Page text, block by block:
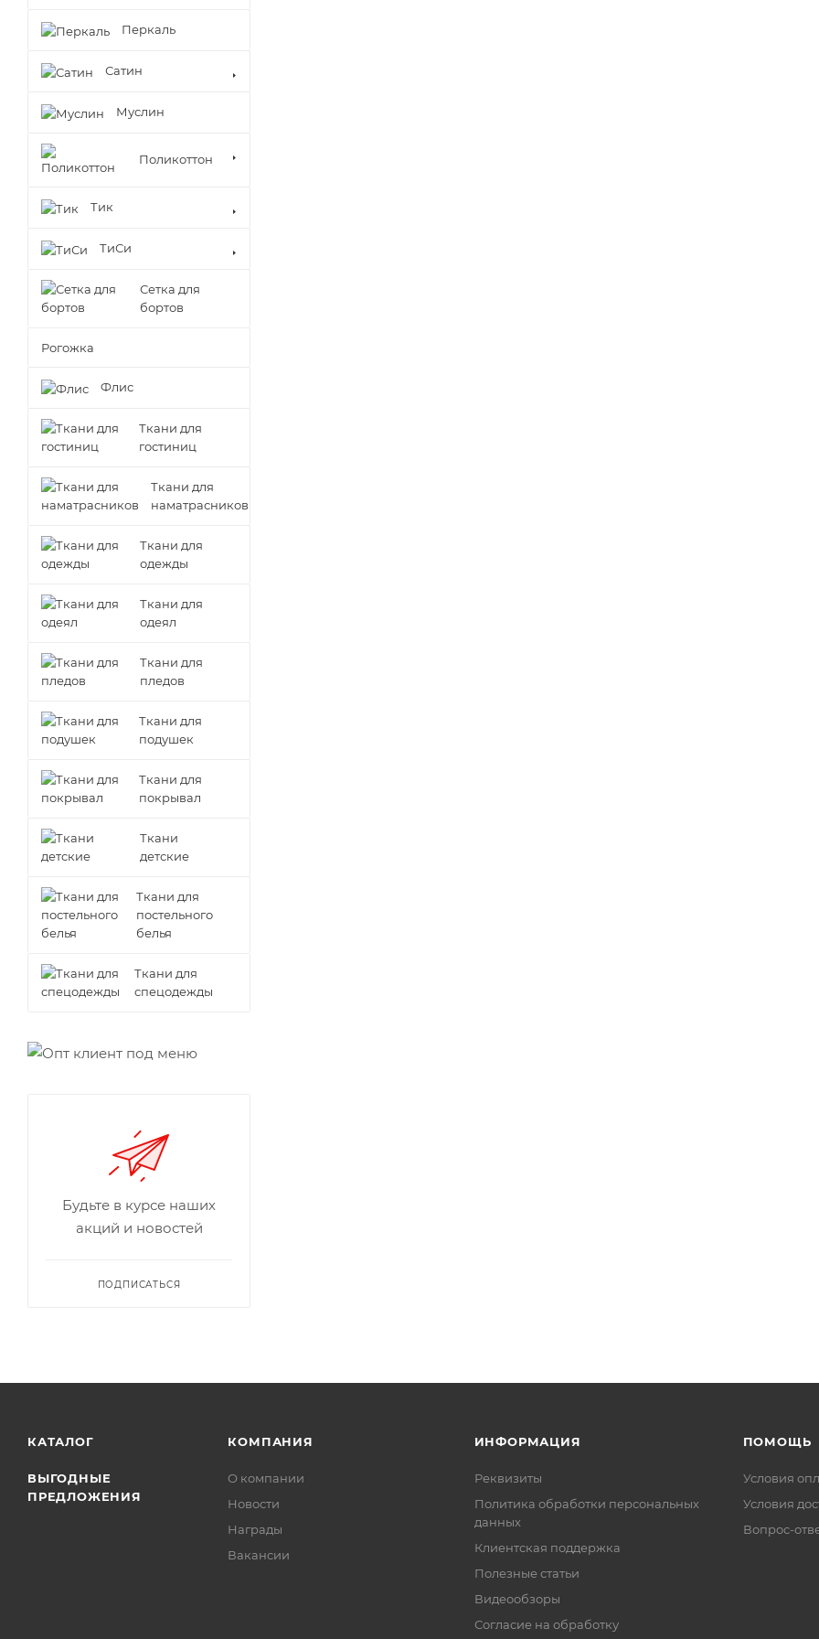
Перкаль
Сатин
Муслин
Поликоттон
Тик
ТиСи
Сетка для
бортов
Рогожка
Флис
Ткани для
гостиниц
Ткани для
наматрасников
Ткани для
одежды
Ткани для
одеял
Ткани для
пледов
Ткани для
подушек
Ткани для
покрывал
Ткани
детские
Ткани для
постельного
белья
Ткани для
спецодежды
Будьте в курсе наших
акций и новостей
ПОДПИСАТЬСЯ
КАТАЛОГ
ВЫГОДНЫЕ
ПРЕДЛОЖЕНИЯ
КОМПАНИЯ
О компании
Новости
Награды
Вакансии
ИНФОРМАЦИЯ
Реквизиты
Политика обработки персональных
данных
Клиентская поддержка
Полезные статьи
Видеообзоры
Согласие на обработку
ПОМОЩЬ
Условия
Условия
Вопрос-